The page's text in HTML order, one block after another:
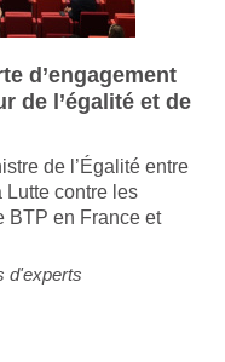
d’engagement
de l’égalité et de
de l’Égalité entre
Lutte contre les
en France et